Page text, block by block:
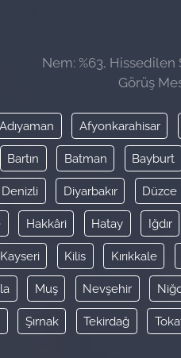
Nem: %63, Hissedilen
Görüş
Adıyaman Afyonkarahisar
Bartın Batman Bayburt
Denizli Diyarbakır Düzce
Hakkâri Hatay Iğdır
Kayseri Kilis Kırıkkale
Muş Nevşehir
Şırnak Tekirdağ